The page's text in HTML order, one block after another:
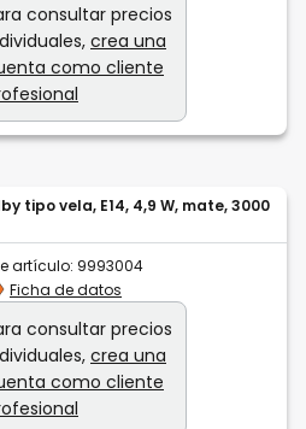
consultar precios
crea una
como cliente
tipo vela, E14, 4,9 W, mate, 3000
artículo: 9993004
Ficha de datos
consultar precios
crea una
como cliente